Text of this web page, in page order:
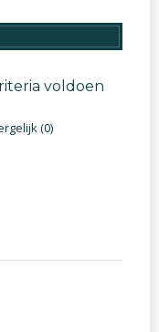
voldoen
(0)